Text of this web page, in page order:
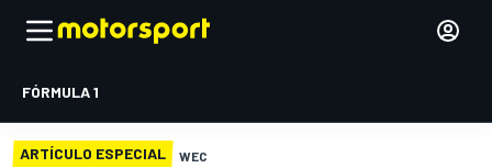
FÓRMULA 1
ARTÍCULO ESPECIAL WEC